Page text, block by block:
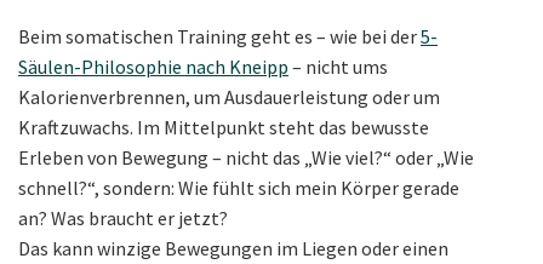
Beim somatischen Training geht es – wie bei der5-
Säulen-Philosophie nach Kneipp – nicht ums
Kalorienverbrennen, um Ausdauerleistung oder um
Kraftzuwachs. Im Mittelpunkt steht das bewusste
Erleben von Bewegung – nicht das „Wie viel?“ oder „Wie
schnell?“, sondern: Wie fühlt sich mein Körper gerade
an? Was braucht er jetzt?
Das kann winzige Bewegungen im Liegen oder einen